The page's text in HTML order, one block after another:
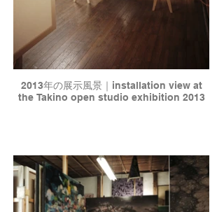
2013年の展示風景｜installation view at
the Takino open studio exhibition 2013